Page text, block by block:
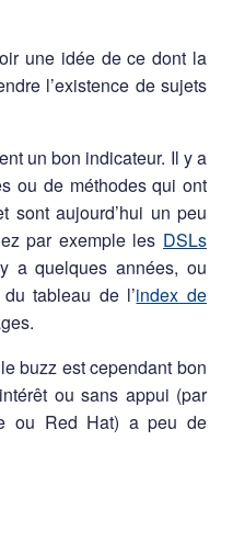
une idée de ce dont la
l’existence de sujets
un bon indicateur. Il y a
ou de méthodes qui ont
sont aujourd’hui un peu
par exemple les DSLs
a quelques années, ou
tableau de l’index de
buzz est cependant bon
ou sans appui (par
ou Red Hat) a peu de